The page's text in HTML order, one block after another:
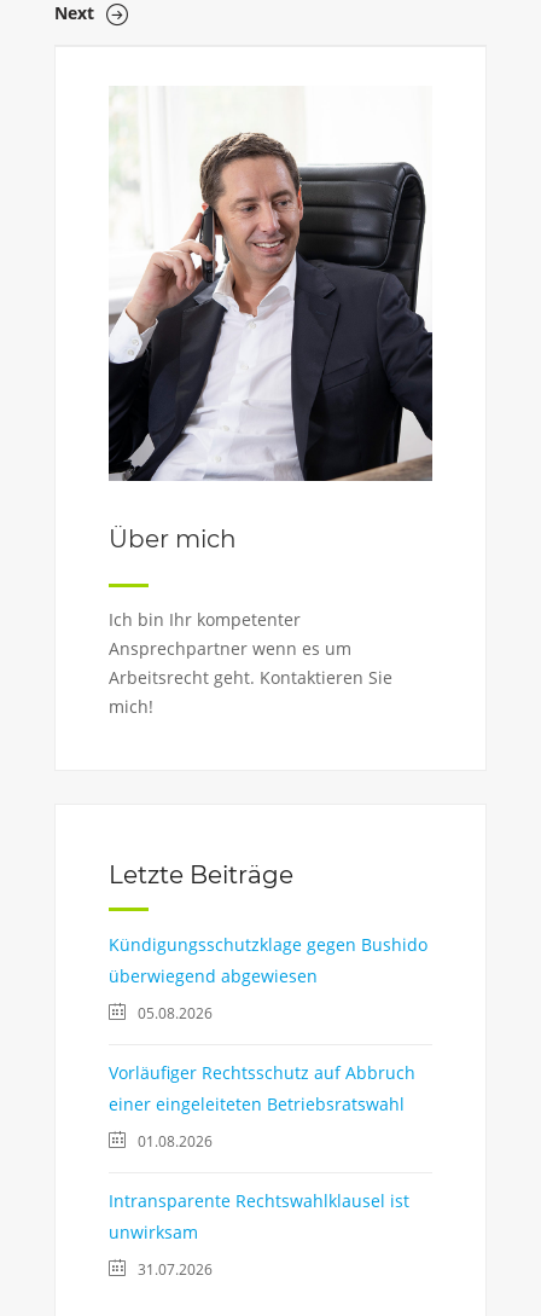
Next
Über mich
Ich bin Ihr kompetenter
Ansprechpartner wenn es um
Arbeitsrecht geht. Kontaktieren Sie
mich!
Letzte Beiträge
Kündigungsschutzklage gegen Bushido
überwiegend abgewiesen
05.08.2026
Vorläufiger Rechtsschutz auf Abbruch
einer eingeleiteten Betriebsratswahl
01.08.2026
Intransparente Rechtswahlklausel ist
unwirksam
31.07.2026